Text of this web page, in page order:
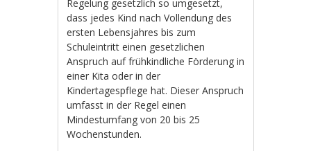
Regelung gesetzlich so umgesetzt,
dass jedes Kind nach Vollendung des
ersten Lebensjahres bis zum
Schuleintritt einen gesetzlichen
Anspruch auf frühkindliche Förderung in
einer Kita oder in der
Kindertagespflege hat. Dieser Anspruch
umfasst in der Regel einen
Mindestumfang von 20 bis 25
Wochenstunden.